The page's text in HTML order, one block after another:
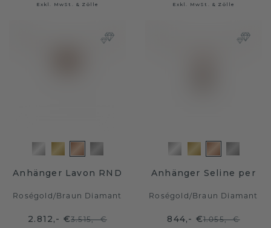
Exkl. MwSt. & Zölle Exkl. MwSt. & Zölle
Anhänger Lavon RND
Roségold/Braun Diamant
2.812,- €3.515,- €
Anhänger Seline per
Roségold/Braun Diamant
844,- €1.055,- €